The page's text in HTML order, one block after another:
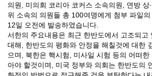
의원, 미의회 코리아 코커스 소속의원, 연방 상
위 소속의 의원들 총 100여명에게 첨부 파일
12일 오전에 발송하였습니다.
서한의 주요내용은 최근 한반도에서 고조되고
대해, 한반도의 평화와 안정을 해칠것에 대한
으며, 북한은 핵시험, 미사일 시험 등의 어떠
아야 할것이며, 미국 정부와 의회는 한반도의